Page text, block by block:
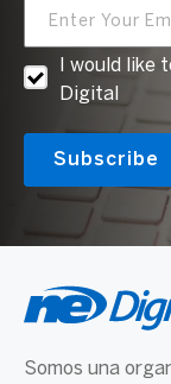
I would like
Digital
Somos una